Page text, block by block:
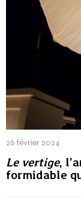
26 février 2024
Le vertige,
formidable